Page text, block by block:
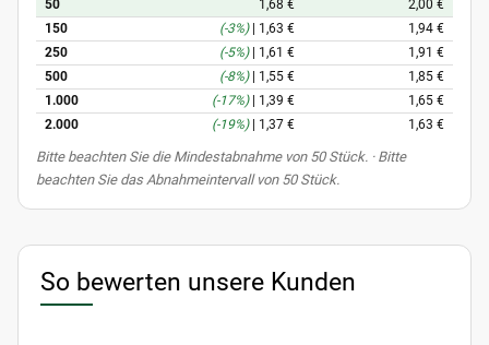
50
1,68 €
2,00 €
150
(-3%) 1,63 €
1,94 €
250
(-5%) 1,61 €
1,91 €
500
(-8%) 1,55 €
1,85 €
1.000
(-17%) 1,39 €
1,65 €
2.000
(-19%) 1,37 € 1,63 €
xBitte beachten Sie die Mindestabnahme von 50 Stück. · Bitte
beachten Sie das Abnahmeintervall von 50 Stück.
So bewerten unsere Kunden